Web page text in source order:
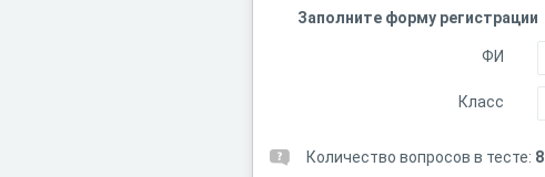
Заполните форму регистрации
ФИ
Класс
Количество вопросов в тесте: 8